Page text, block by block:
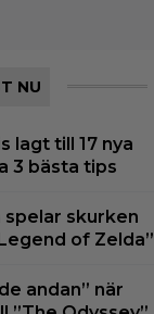
NU
lagt till 17 nya
3 bästa tips
spelar skurken
of Zelda”
andan” när